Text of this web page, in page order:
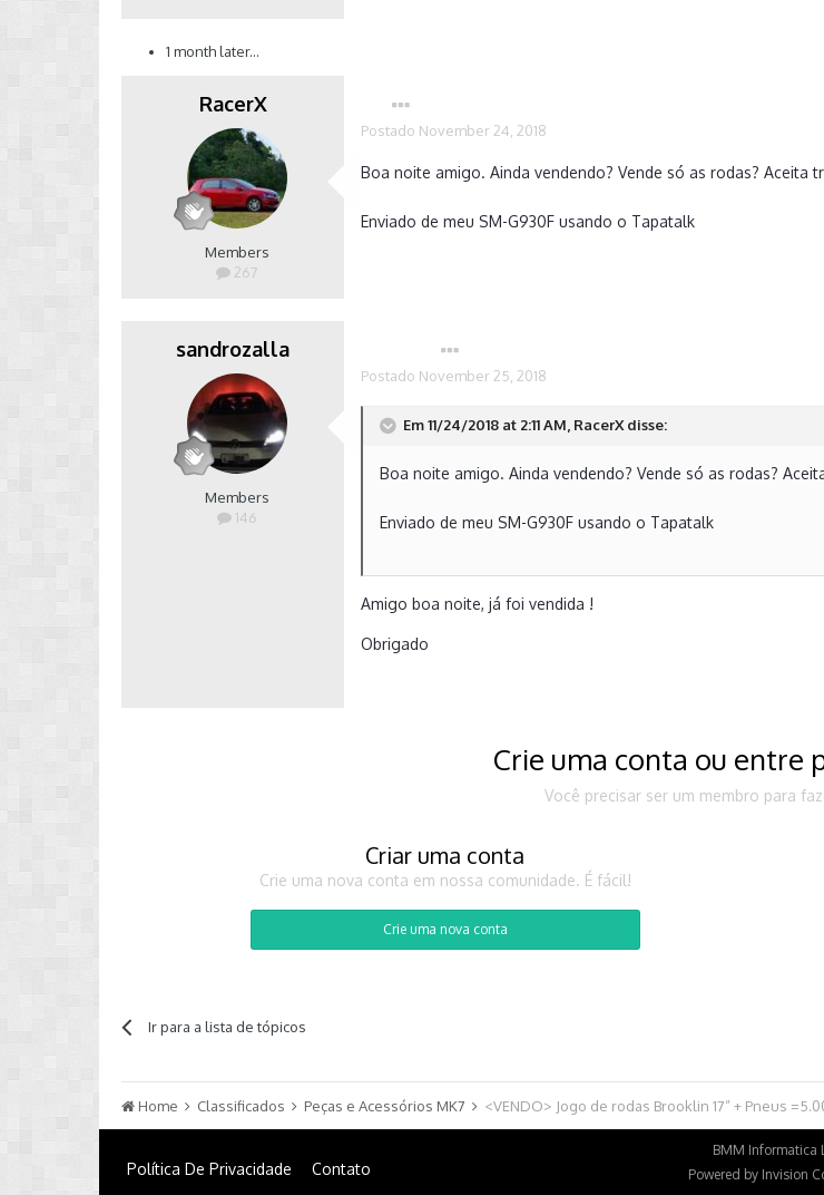
1 month later...
RacerX
Members
267
Postado November 24, 2018
Boa noite amigo. Ainda vendendo? Vende só as rodas? Aceita
Enviado de meu SM-G930F usando o Tapatalk
sandrozalla
Members
146
Postado November 25, 2018
Em 11/24/2018 at 2:11 AM, RacerX disse:
Boa noite amigo. Ainda vendendo? Vende só as rodas?
Enviado de meu SM-G930F usando o Tapatalk
Amigo boa noite, já foi vendida !
Obrigado
Crie uma conta ou entre
Você precisar ser um membro para
Criar uma conta
Crie uma nova conta em nossa comunidade. É fácil!
Crie uma nova conta
Ir para a lista de tópicos
Home Classificados Peças e Acessórios MK7 <VENDO> Jogo de rodas Brooklin 17” + Pneus
Política De Privacidade Contato
BMM Informatica
Powered by Invision